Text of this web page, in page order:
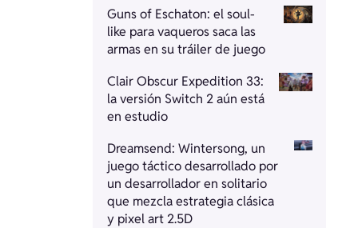
Guns of Eschaton: el soul-
like para vaqueros saca las
armas en su tráiler de juego
Clair Obscur Expedition 33:
la versión Switch 2 aún está
en estudio
Dreamsend: Wintersong, un
juego táctico desarrollado por
un desarrollador en solitario
que mezcla estrategia clásica
y pixel art 2.5D